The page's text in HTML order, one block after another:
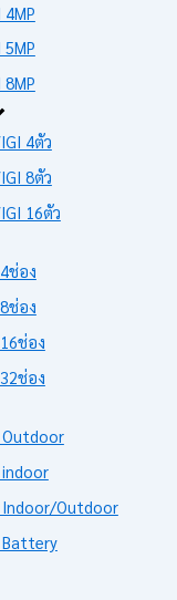
4ตัว
8ตัว
16ตัว
ช่อง
ช่อง
ช่อง
ช่อง
Outdoor